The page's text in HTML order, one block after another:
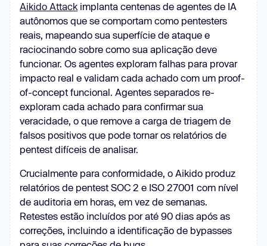
Aikido Attack implanta centenas de agentes de IA
autônomos que se comportam como pentesters
reais, mapeando sua superfície de ataque e
raciocinando sobre como sua aplicação deve
funcionar. Os agentes exploram falhas para provar
impacto real e validam cada achado com um proof-
of-concept funcional. Agentes separados re-
exploram cada achado para confirmar sua
veracidade, o que remove a carga de triagem de
falsos positivos que pode tornar os relatórios de
pentest difíceis de analisar.
Crucialmente para conformidade, o Aikido produz
relatórios de pentest SOC 2 e ISO 27001 com nível
de auditoria em horas, em vez de semanas.
Retestes estão incluídos por até 90 dias após as
correções, incluindo a identificação de bypasses